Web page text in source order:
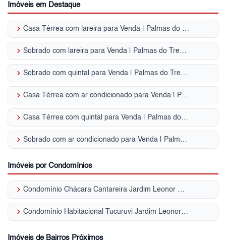
Imóveis em Destaque
keyboard_arrow_right Casa Térrea com lareira para Venda | Palmas do Tremembé
keyboard_arrow_right Sobrado com lareira para Venda | Palmas do Tremembé
keyboard_arrow_right Sobrado com quintal para Venda | Palmas do Tremembé
keyboard_arrow_right Casa Térrea com ar condicionado para Venda | Palmas do Tremembé
keyboard_arrow_right Casa Térrea com quintal para Venda | Palmas do Tremembé
keyboard_arrow_right Sobrado com ar condicionado para Venda | Palmas do Tremembé
Imóveis por Condomínios
keyboard_arrow_right Condomínio Chácara Cantareira Jardim Leonor Mendes de Barros
keyboard_arrow_right Condomínio Habitacional Tucuruvi Jardim Leonor Mendes de Barros
Imóveis de Bairros Próximos